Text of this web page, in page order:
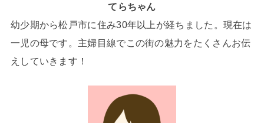
てらちゃん
幼少期から松戸市に住み30年以上が経ちました。現在は
一児の母です。主婦目線でこの街の魅力をたくさんお伝
えしていきます！